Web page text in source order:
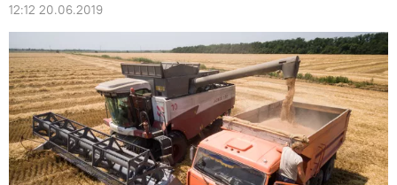
12:12 20.06.2019